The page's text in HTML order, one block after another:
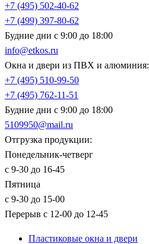
+7 (495) 502-40-62
+7 (499) 397-80-62
Будние дни с 9:00 до 18:00
info@etkos.ru
Окна и двери из ПВХ и алюминия:
+7 (495) 510-99-50
+7 (495) 762-11-51
Будние дни с 9:00 до 18:00
5109950@mail.ru
Отгрузка продукции:
Понедельник-четверг
с 9-30 до 16-45
Пятница
с 9-30 до 15-00
Перерыв с 12-00 до 12-45
Пластиковые окна и двери